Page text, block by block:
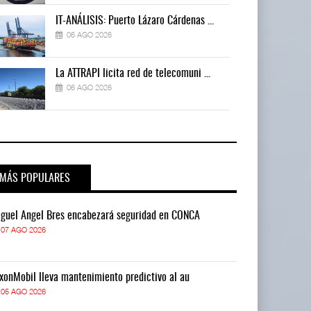
IT-ANÁLISIS: Puerto Lázaro Cárdenas ...
06 AGO 2026
La ATTRAPI licita red de telecomuni ...
06 AGO 2026
MÁS POPULARES
Ángel Bres encabezará seguridad en CONCA
07 AGO 2026
lleva mantenimiento predictivo al au
05 AGO 2026